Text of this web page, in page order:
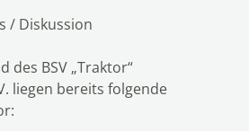
/ Diskussion
des BSV „Traktor“
liegen bereits folgende